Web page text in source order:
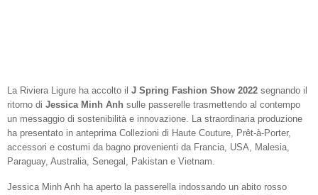
La Riviera Ligure ha accolto il J Spring Fashion Show 2022 segnando il
ritorno di Jessica Minh Anh sulle passerelle trasmettendo al contempo
un messaggio di sostenibilità e innovazione. La straordinaria produzione
ha presentato in anteprima Collezioni di Haute Couture, Prêt-à-Porter,
accessori e costumi da bagno provenienti da Francia, USA, Malesia,
Paraguay, Australia, Senegal, Pakistan e Vietnam.
Jessica Minh Anh ha aperto la passerella indossando un abito rosso